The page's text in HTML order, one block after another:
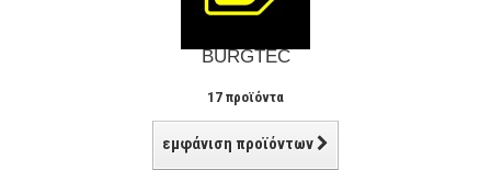
BURGTEC
17 προϊόντα
εμφάνιση προϊόντων